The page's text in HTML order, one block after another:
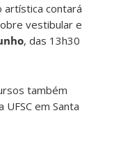
artística contará
vestibular e
, das 13h30
também
em Santa